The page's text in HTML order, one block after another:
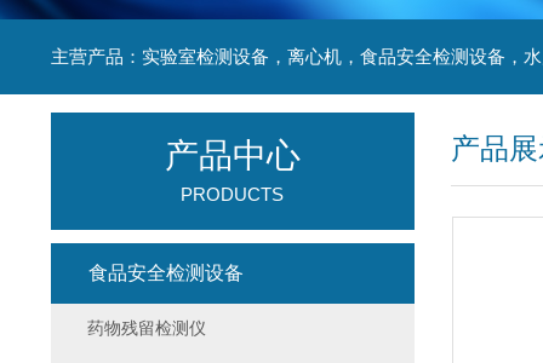
产品
产品中心
PRODUCTS
食品安全检测设备
药物残留检测仪